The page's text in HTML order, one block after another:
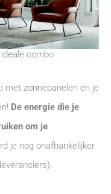
combo
met zonnepanelen en je
De energie die je
om je
je nog onafhankelijker